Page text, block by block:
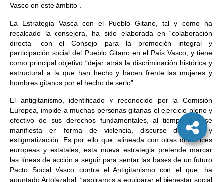
Vasco en este ámbito”.
La Estrategia Vasca con el Pueblo Gitano, tal y como ha
recalcado la consejera, ha sido elaborada en “colaboración
directa” con el Consejo para la promoción integral y
participación social del Pueblo Gitano en el País Vasco, y tiene
como principal objetivo “dejar atrás la discriminación histórica y
estructural a la que han hecho y hacen frente las mujeres y
hombres gitanos por el hecho de serlo”.
El antigitanismo, identificado y reconocido por la Comisión
Europea, impide a muchas personas gitanas el ejercicio pleno y
efectivo de sus derechos fundamentales, al tiempo que se
manifiesta en forma de violencia, discurso de odio y
estigmatización. Es por ello que, alineada con otras directrices
europeas y estatales, esta nueva estrategia pretende marcar
las líneas de acción a seguir para sentar las bases de un futuro
Pacto Social Vasco contra el Antigitanismo con el que, ha
apuntado Artolazabal, “aspiramos a equiparar el bienestar social